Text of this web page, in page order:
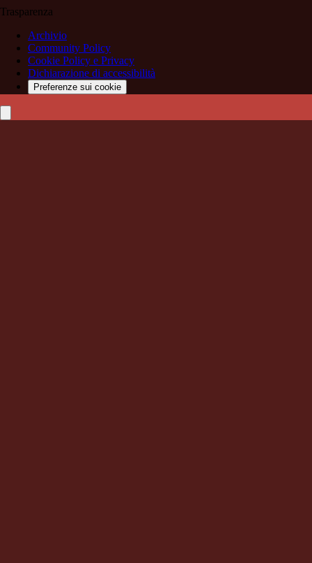
Trasparenza
Archivio
Community Policy
Cookie Policy e Privacy
Dichiarazione di accessibilità
Preferenze sui cookie